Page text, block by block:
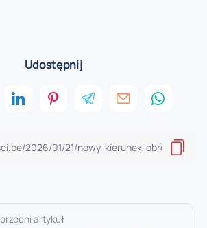
Udostępnij
artykuł